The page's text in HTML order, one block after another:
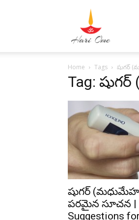
Home Tags షుగర్
Tag:
షుగర్
పరమైన సూచన |
Suggestions